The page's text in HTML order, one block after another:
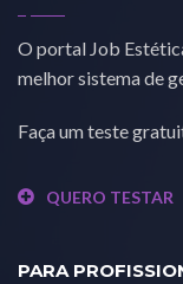
O portal Job
melhor sistema de
Faça um teste
QUERO TESTAR
PARA